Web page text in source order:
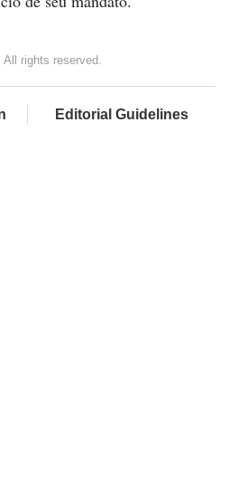
rights reserved.
Editorial Guidelines